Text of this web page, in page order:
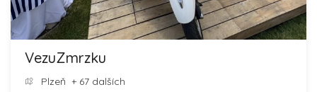
VezuZmrzku
Plzeň + 67 dalších